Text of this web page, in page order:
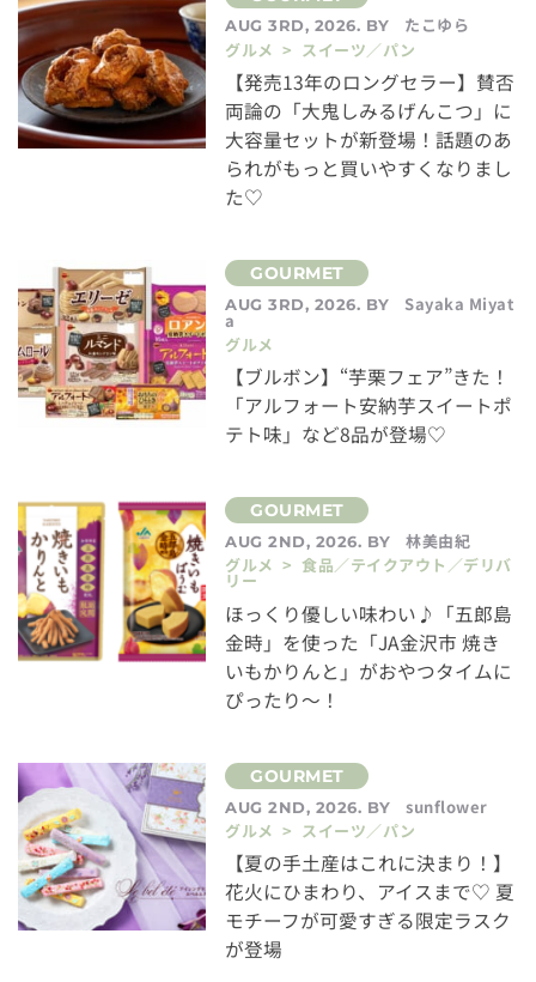
AUG 3RD, 2026. BY
たこゆら
グルメ > スイーツ／パン
【発売13年のロングセラー】賛否
両論の「大鬼しみるげんこつ」に
大容量セットが新登場！話題のあ
られがもっと買いやすくなりまし
た♡
AUG 3RD, 2026. BY Sayaka Miyat
a
グルメ
【ブルボン】“芋栗フェア”きた！
「アルフォート安納芋スイートポ
テト味」など8品が登場♡
AUG 2ND, 2026. BY
林美由紀
グルメ > 食品／テイクアウト／デリバ
リー
ほっくり優しい味わい♪「五郎島
金時」を使った「JA金沢市 焼き
いもかりんと」がおやつタイムに
ぴったり～！
AUG 2ND, 2026. BY
sunflower
グルメ > スイーツ／パン
【夏の手土産はこれに決まり！】
花火にひまわり、アイスまで♡ 夏
モチーフが可愛すぎる限定ラスク
が登場